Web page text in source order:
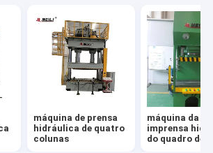
máquina de prensa
hidráulica de quatro
colunas
máquina da
imprensa
do quadro de c